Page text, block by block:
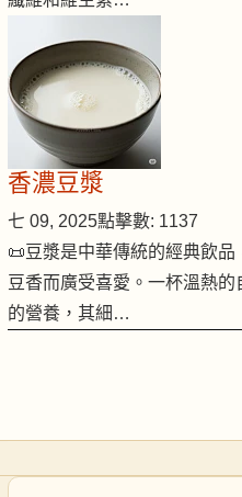
香濃豆漿
七 09, 2025點擊數: 1137
📜豆漿是中華傳統的經典飲
豆香而廣受喜愛。一杯溫熱
的營養，其細…